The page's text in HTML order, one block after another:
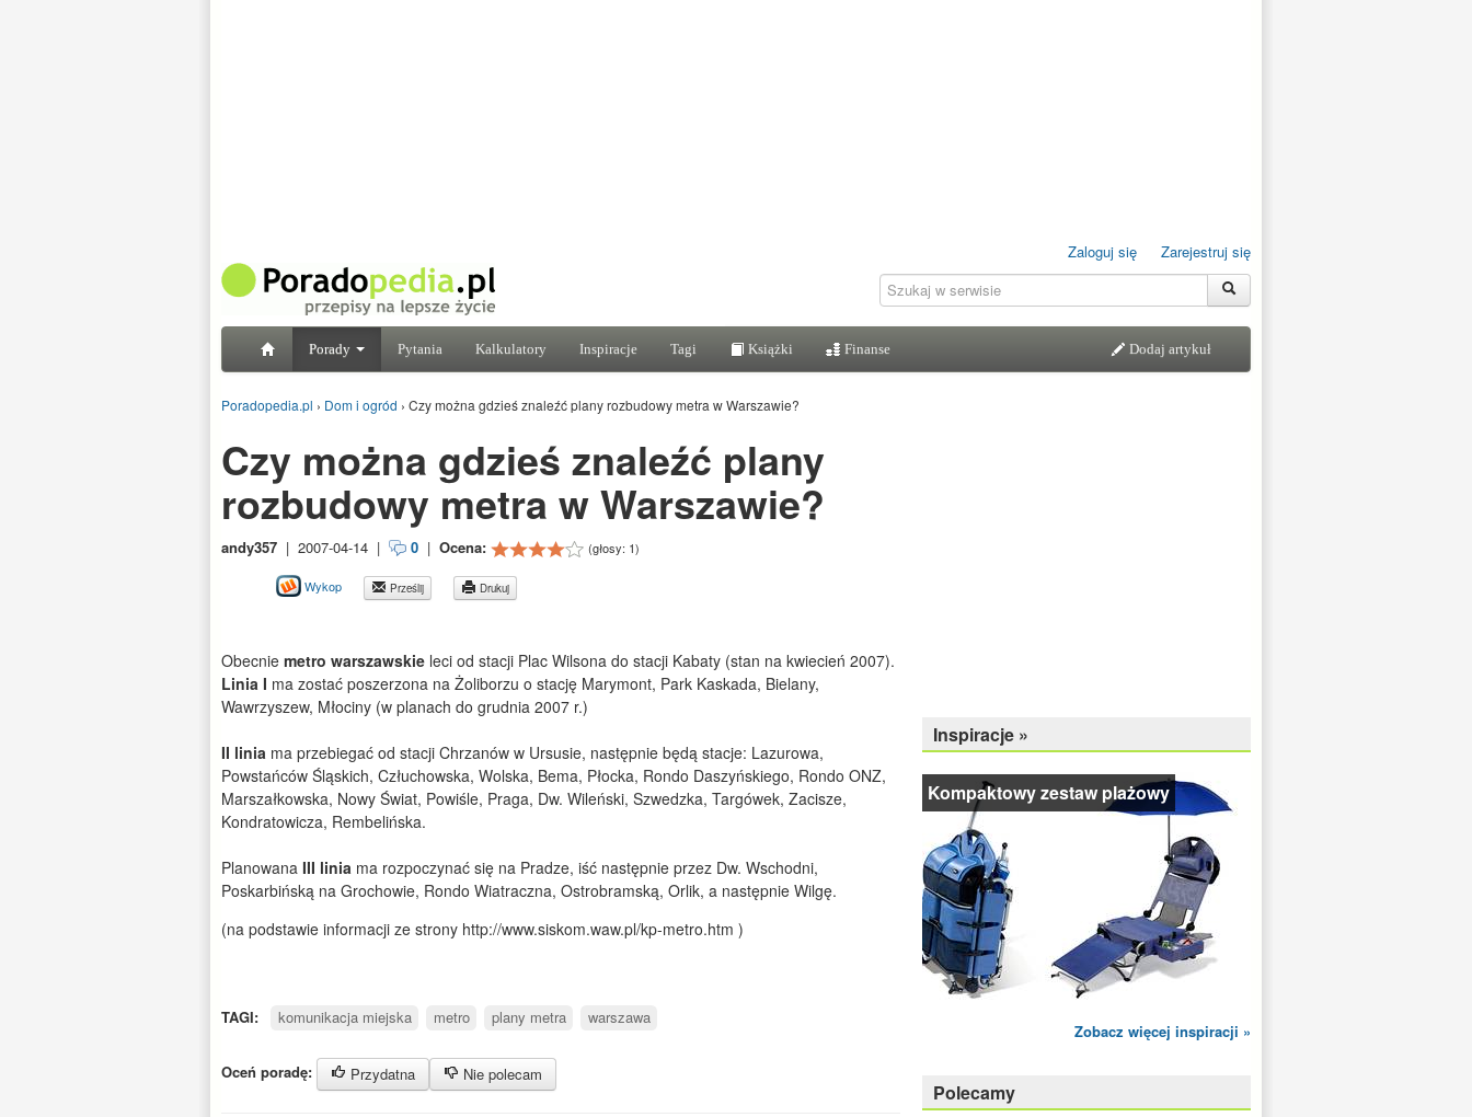
Zaloguj się Zarejestruj się
Porady Pytania Kalkulatory Inspiracje Tagi Książki Finanse Dodaj artykuł
Poradopedia.pl › Dom i ogród › Czy można gdzieś znaleźć plany rozbudowy metra w Warszawie?
Czy można gdzieś znaleźć plany
rozbudowy metra w Warszawie?
andy357 | 2007-04-14 | 0 | Ocena: (głosy: 1)
Wykop Prześlij Drukuj
Obecnie metro warszawskie leci od stacji Plac Wilsona do stacji Kabaty (stan na kwiecień 2007).
Linia I ma zostać poszerzona na Żoliborzu o stację Marymont, Park Kaskada, Bielany,
Wawrzyszew, Młociny (w planach do grudnia 2007 r.)
II linia ma przebiegać od stacji Chrzanów w Ursusie, następnie będą stacje: Lazurowa,
Powstańców Śląskich, Człuchowska, Wolska, Bema, Płocka, Rondo Daszyńskiego, Rondo ONZ,
Marszałkowska, Nowy Świat, Powiśle, Praga, Dw. Wileński, Szwedzka, Targówek, Zacisze,
Kondratowicza, Rembelińska.
Planowana III linia ma rozpoczynać się na Pradze, iść następnie przez Dw. Wschodni,
Poskarbińską na Grochowie, Rondo Wiatraczna, Ostrobramską, Orlik, a następnie Wilgę.
(na podstawie informacji ze strony http://www.siskom.waw.pl/kp-metro.htm )
TAGI: komunikacja miejska metro plany metra warszawa
Oceń poradę: Przydatna Nie polecam
Inspiracje »
Kompaktowy zestaw plażowy
Zobacz więcej inspiracji »
Polecamy